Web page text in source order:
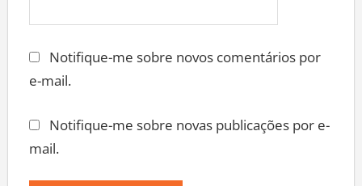
Notifique-me sobre novos comentários por
e-mail.
Notifique-me sobre novas publicações por e-
mail.